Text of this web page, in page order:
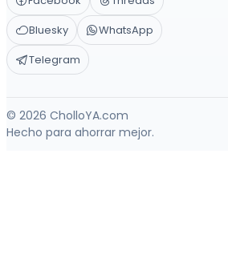
Bluesky
WhatsApp
Telegram
© 2026 CholloYA.com
Hecho para ahorrar mejor.